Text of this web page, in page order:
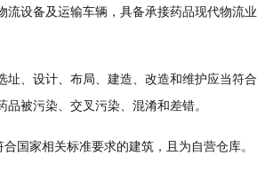
流设备及运输车辆，具备承接药品现代物流业
、设计、布局、建造、改造和维护应当符合
品被污染、交叉污染、混淆和差错。
家相关标准要求的建筑，且为自营仓库。